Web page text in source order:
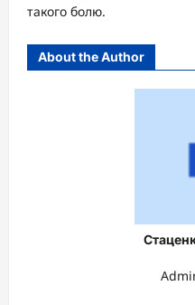
такого болю.
About the Author